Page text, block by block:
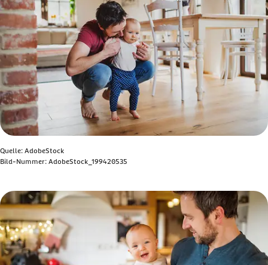
Quelle: AdobeStock
Bild-Nummer: AdobeStock_199420535